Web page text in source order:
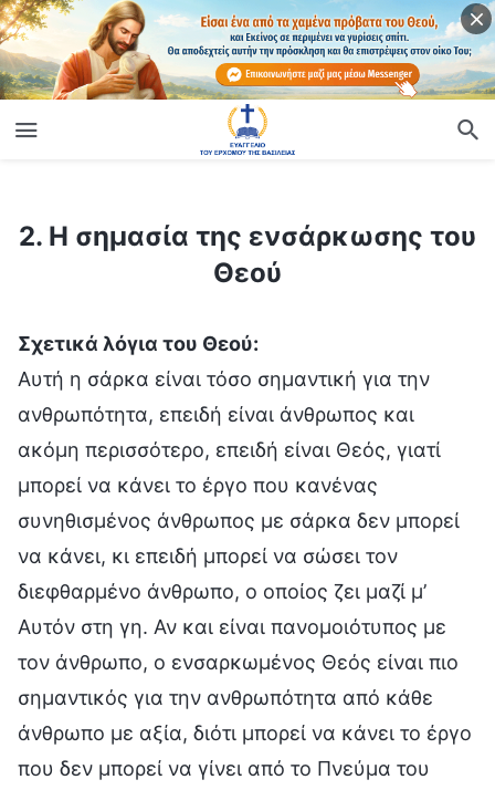
2. Η σημασία της ενσάρκωσης του Θεού
2. Η σημασία της ενσάρκωσης του
Θεού
Σχετικά λόγια του Θεού:
Αυτή η σάρκα είναι τόσο σημαντική για την
ανθρωπότητα, επειδή είναι άνθρωπος και
ακόμη περισσότερο, επειδή είναι Θεός, γιατί
μπορεί να κάνει το έργο που κανένας
συνηθισμένος άνθρωπος με σάρκα δεν μπορεί
να κάνει, κι επειδή μπορεί να σώσει τον
διεφθαρμένο άνθρωπο, ο οποίος ζει μαζί μ’
Αυτόν στη γη. Αν και είναι πανομοιότυπος με
τον άνθρωπο, ο ενσαρκωμένος Θεός είναι πιο
σημαντικός για την ανθρωπότητα από κάθε
άνθρωπο με αξία, διότι μπορεί να κάνει το έργο
που δεν μπορεί να γίνει από το Πνεύμα του